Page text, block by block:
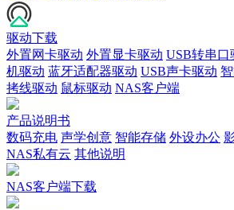
驱动下载
外置网卡驱动 外置显卡驱动 USB转串口
机驱动 蓝牙适配器驱动 USB声卡驱动
拷线驱动 鼠标驱动 NAS客户端
产品说明书
数码充电 声学创意 智能存储 外设办公
NAS私有云 其他说明
NAS客户端下载